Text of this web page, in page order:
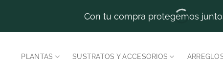
Con tu compra protegemos
PLANTAS SUSTRATOS Y ACCESORIOS